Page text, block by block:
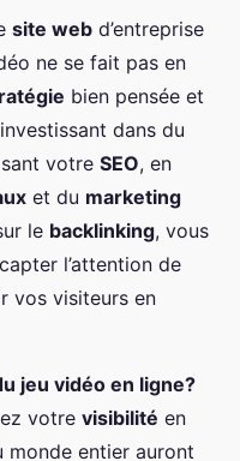
site web d’entreprise
ne se fait pas en
bien pensée et
dans du
votre SEO, en
et du marketing
le backlinking, vous
l’attention de
vos visiteurs en
jeu vidéo en ligne?
votre visibilité en
monde entier auront